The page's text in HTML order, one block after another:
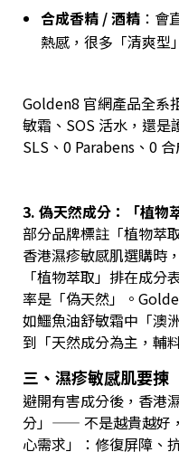
合成香精 / 酒精 ：會
熱感，很多「清爽型
Golden8 官網產品全系
敏霜、SOS 活水，還
SLS、0 Parabens、0
3. 偽天然成分：「植物
部分品牌標註「植物
香港濕疹敏感肌選購時
「植物萃取」排在成
率是「偽天然」。
如鱷魚油舒敏霜中「澳
到「天然成分為主，輔
三、濕疹敏感肌要揀
避開有害成分後，香港
分」—— 不是越貴越好
心需求」：修復屏障、